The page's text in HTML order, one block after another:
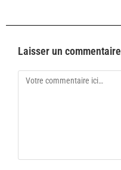
Laisser un commentaire